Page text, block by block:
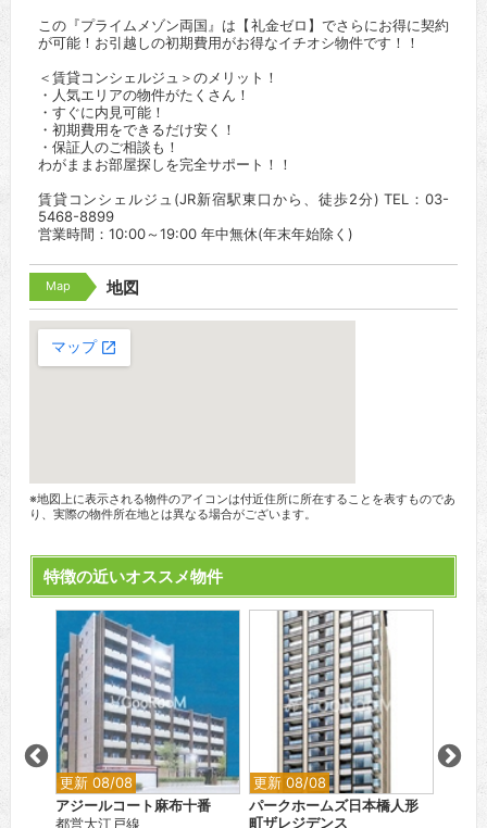
この『プライムメゾン両国』は【礼金ゼロ】でさらにお得に契約
が可能！お引越しの初期費用がお得なイチオシ物件です！！
＜賃貸コンシェルジュ＞のメリット！
・人気エリアの物件がたくさん！
・すぐに内見可能！
・初期費用をできるだけ安く！
・保証人のご相談も！
わがままお部屋探しを完全サポート！！
賃貸コンシェルジュ(JR新宿駅東口から、徒歩2分) TEL：03-
5468-8899
営業時間：10:00～19:00 年中無休(年末年始除く)
Map 地図
※地図上に表示される物件のアイコンは付近住所に所在することを表すものであ
り、実際の物件所在地とは異なる場合がございます。
特徴の近いオススメ物件
更新 08/08
アジールコート麻布十番
都営大江戸線
更新 08/08
パークホームズ日本橋人形
町ザレジデンス